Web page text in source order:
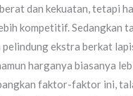
dan kekuatan, tetapi
kompetitif. Sedangkan
pelindung ekstra berkat
harganya biasanya
faktor-faktor ini,